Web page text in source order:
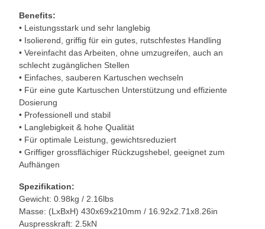
Benefits:
• Leistungsstark und sehr langlebig
• Isolierend, griffig für ein gutes, rutschfestes Handling
• Vereinfacht das Arbeiten, ohne umzugreifen, auch an
schlecht zugänglichen Stellen
• Einfaches, sauberen Kartuschen wechseln
• Für eine gute Kartuschen Unterstützung und effiziente
Dosierung
• Professionell und stabil
• Langlebigkeit & hohe Qualität
• Für optimale Leistung, gewichtsreduziert
• Griffiger grossflächiger Rückzugshebel, geeignet zum
Aufhängen
Spezifikation:
Gewicht: 0.98kg / 2.16lbs
Masse: (LxBxH) 430x69x210mm / 16.92x2.71x8.26in
Auspresskraft: 2.5kN